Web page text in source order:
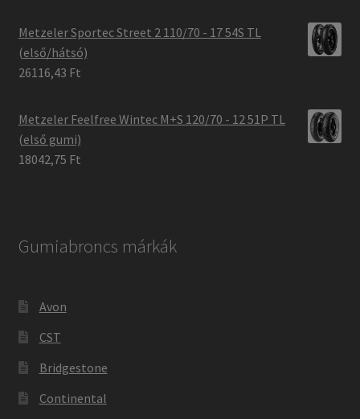
Metzeler Sportec Street 2 110/70 - 17 54S TL
(első/hátsó)
26116,43 Ft
Metzeler Feelfree Wintec M+S 120/70 - 12 51P TL
(első gumi)
18042,75 Ft
Gumiabroncs márkák
Avon
CST
Bridgestone
Continental